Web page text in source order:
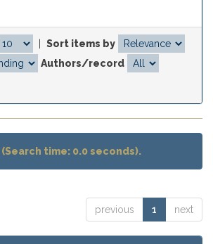
Sort items by
Authors/record
(Search time: 0.0 seconds).
previous 1 next